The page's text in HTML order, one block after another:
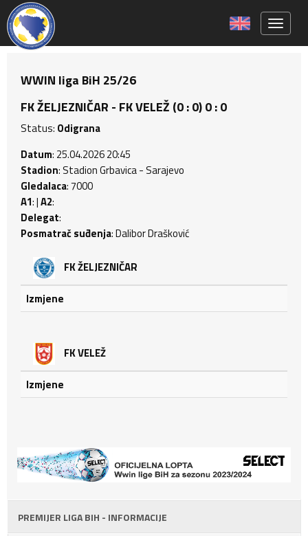
WWIN liga BiH 25/26
FK ŽELJEZNIČAR - FK VELEŽ (0 : 0) 0 : 0
Status: Odigrana
Datum: 25.04.2026 20:45
Stadion: Stadion Grbavica - Sarajevo
Gledalaca: 7000
A1: |A2:
Delegat:
Posmatrač suđenja: Dalibor Drašković
FK ŽELJEZNIČAR
Izmjene
FK VELEŽ
Izmjene
PREMIJER LIGA BIH - INFORMACIJE